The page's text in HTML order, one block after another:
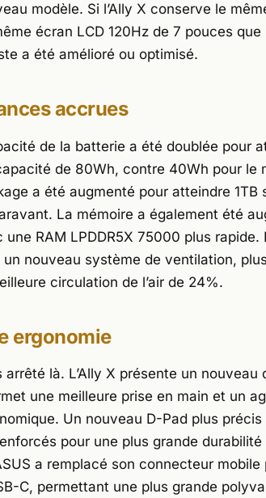
modèle. Si l’Ally X conserve le
écran LCD 120Hz de 7 pouces
a été amélioré ou optimisé.
accrues
de la batterie a été doublée pour
de 80Wh, contre 40Wh pour le
a été augmenté pour atteindre 1TB
La mémoire a également été
une RAM LPDDR5X 75000 plus
nouveau système de ventilation,
circulation de l’air de 24%.
ergonomie
arrêté là. L’Ally X présente un nouveau
une meilleure prise en main et un
Un nouveau D-Pad plus
pour une plus grande durabilité
a remplacé son connecteur mobile
C, permettant une plus grande